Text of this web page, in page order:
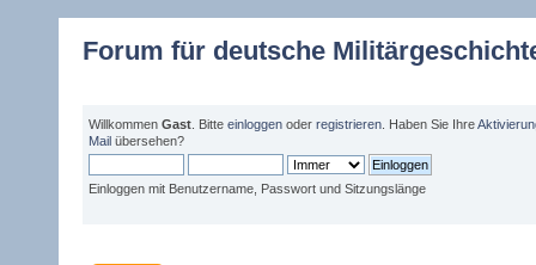
Forum für deutsche
Willkommen Gast . Bitte einloggen oder registrieren . Haben Sie Ihre
Mail übersehen?
Einloggen mit Benutzername, Passwort und Sitzungslänge